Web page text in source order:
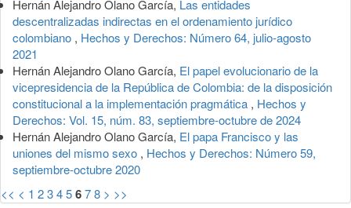
Hernán Alejandro Olano García, Las entidades
descentralizadas indirectas en el ordenamiento jurídico
colombiano , Hechos y Derechos: Número 64, julio-agosto
2021
Hernán Alejandro Olano García, El papel evolucionario de la
vicepresidencia de la República de Colombia: de la disposición
constitucional a la implementación pragmática , Hechos y
Derechos: Vol. 15, núm. 83, septiembre-octubre de 2024
Hernán Alejandro Olano García, El papa Francisco y las
uniones del mismo sexo , Hechos y Derechos: Número 59,
septiembre-octubre 2020
<< < 1 2345678 > >>